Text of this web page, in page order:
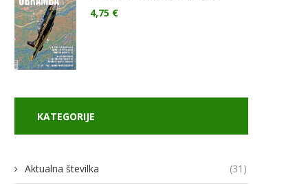
4,75 €
KATEGORIJE
Aktualna številka (31)